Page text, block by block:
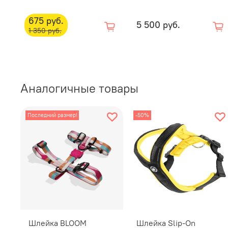
675 руб.
1 350 руб. 5 500 руб.
Аналогичные товары
Последний размер!
Шлейка BLOOM
-50%
Шлейка Slip-On